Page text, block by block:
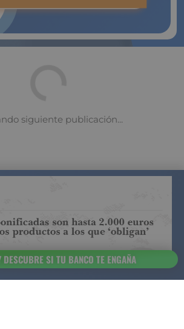
DE VIDASUJETO A LA
DIRECCIÓN GENERAL DE
SEGUROS
ESTA ES LAINFORMACIÓNSOBRE
DESCUBRE SI TU BANCO TE ENGAÑA